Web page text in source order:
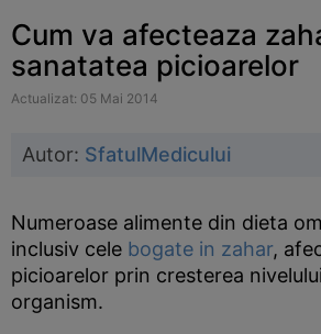
Cum va afecteaza
sanatatea picioarelor
Actualizat: 05 Mai 2014
Autor: SfatulMedicului
Numeroase alimente din dieta
inclusiv cele bogate in zahar,
picioarelor prin cresterea
organism.